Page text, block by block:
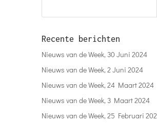
Recente berichten
Nieuws van de Week, 30 Juni 2024
Nieuws van de Week, 2 Juni 2024
Nieuws van de Week, 24 Maart 2024
Nieuws van de Week, 3 Maart 2024
Nieuws van de Week, 25 Februari